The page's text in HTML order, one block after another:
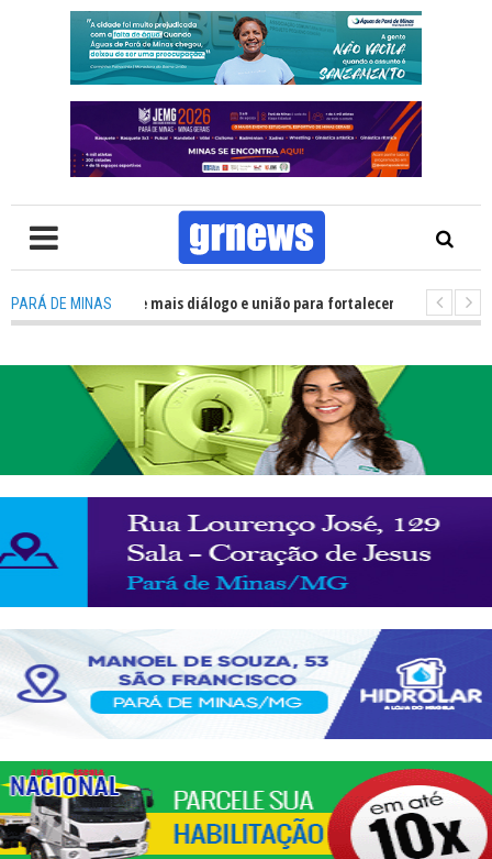
PARÁ DE MINAS
precisa de mais diálogo e união para fortalecer Minas e Pará de